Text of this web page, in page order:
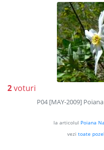
2voturi
P04 [MAY-2009]
la articolul Poiana
vezi toate